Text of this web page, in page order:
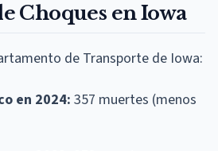
Choques en Iowa
de Transporte de Iowa:
en 2024: 357 muertes (menos